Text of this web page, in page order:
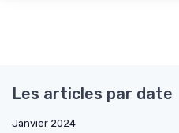
Les articles par date
Janvier 2024